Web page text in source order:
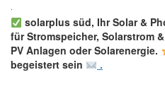
solarplus süd, Ihr Solar &
für Stromspeicher, Solarstrom
PV Anlagen oder Solarenergie.
begeistert sein
.